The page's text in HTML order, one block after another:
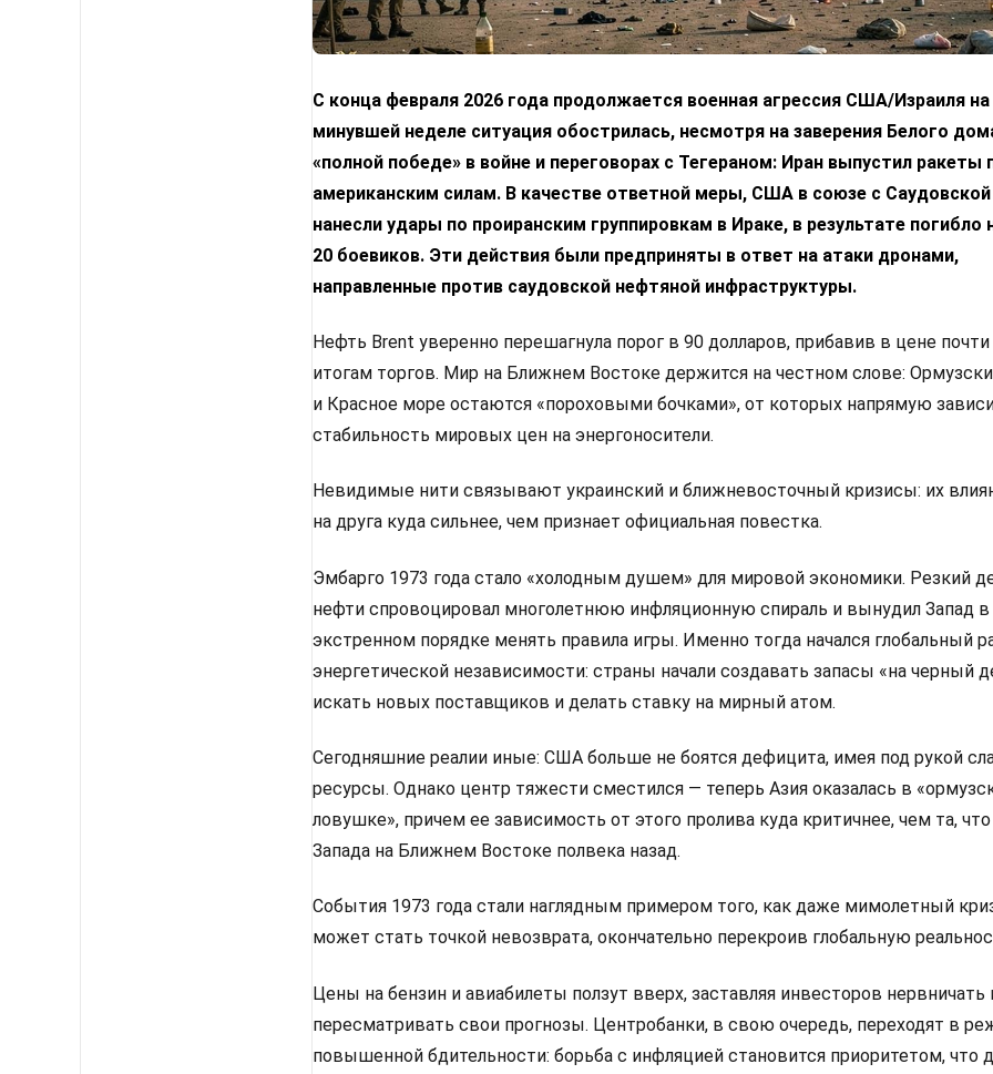
С конца февраля 2026 года продолжается военная агрессия США/Израиля
минувшей неделе ситуация обострилась, несмотря на заверения Белого
«полной победе» в войне и переговорах с Тегераном: Иран выпустил ракеты
американским силам. В качестве ответной меры, США в союзе с
нанесли удары по проиранским группировкам в Ираке, в результате погибло
20 боевиков. Эти действия были предприняты в ответ на атаки дронами,
направленные против саудовской нефтяной инфраструктуры.
Нефть Brent уверенно перешагнула порог в 90 долларов, прибавив в цене почти
итогам торгов. Мир на Ближнем Востоке держится на честном слове:
и Красное море остаются «пороховыми бочками», от которых напрямую
стабильность мировых цен на энергоносители.
Невидимые нити связывают украинский и ближневосточный кризисы: их
на друга куда сильнее, чем признает официальная повестка.
Эмбарго 1973 года стало «холодным душем» для мировой экономики. Резкий
нефти спровоцировал многолетнюю инфляционную спираль и вынудил Запад в
экстренном порядке менять правила игры. Именно тогда начался глобальный
энергетической независимости: страны начали создавать запасы «на черный
искать новых поставщиков и делать ставку на мирный атом.
Сегодняшние реалии иные: США больше не боятся дефицита, имея под рукой
ресурсы. Однако центр тяжести сместился — теперь Азия оказалась в
ловушке», причем ее зависимость от этого пролива куда критичнее, чем та,
Запада на Ближнем Востоке полвека назад.
События 1973 года стали наглядным примером того, как даже мимолетный
может стать точкой невозврата, окончательно перекроив глобальную
Цены на бензин и авиабилеты ползут вверх, заставляя инвесторов нервничать
пересматривать свои прогнозы. Центробанки, в свою очередь, переходят в
повышенной бдительности: борьба с инфляцией становится приоритетом, что